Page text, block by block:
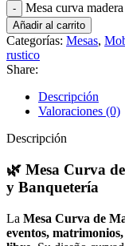
Mesa curva
Añadir al carrito
Categorías: Mesas,
rustico
Share:
Descripción
Valoraciones (0)
Descripción
🌿 Mesa Curva
y Banquetería
La Mesa Curva de
eventos,